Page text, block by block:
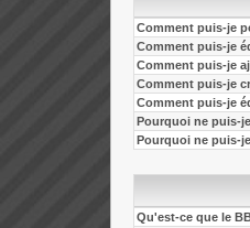
Comment puis-je
Comment puis-je
Comment puis-je
Comment puis-je
Comment puis-je
Pourquoi ne puis-
Pourquoi ne puis-
Qu'est-ce que le